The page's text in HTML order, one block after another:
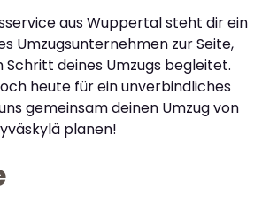
aus Wuppertal steht dir ein
Umzugsunternehmen zur Seite,
Schritt deines Umzugs begleitet.
heute für ein unverbindliches
gemeinsam deinen Umzug von
planen!